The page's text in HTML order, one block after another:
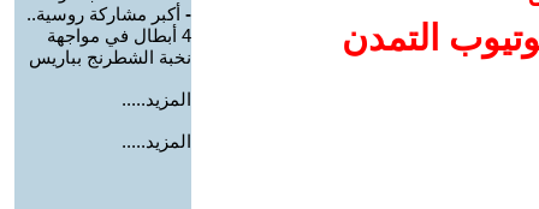
التمدن
- أكبر مشاركة روسية..
4 أبطال في مواجهة
نخبة الشطرنج بباريس
المزيد.....
المزيد.....